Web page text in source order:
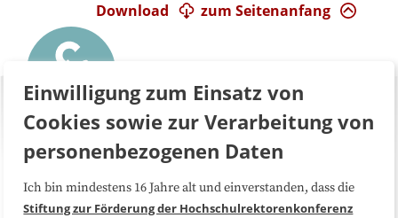
zum Seitenanfang
Download
Über uns FAQ
Einwilligung zum Einsatz von
Cookies sowie zur Verarbeitung von
personenbezogenen Daten
Ich bin mindestens 16 Jahre alt und einverstanden, dass die
Stiftung zur Förderung der Hochschulrektorenkonferenz